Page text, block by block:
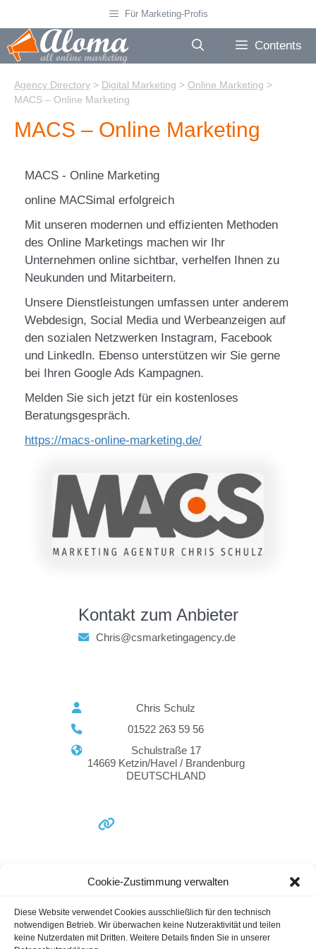
Cookie-Zustimmung verwalten
Diese Website verwendet Cookies ausschließlich für den technisch
notwendigen Betrieb. Wir überwachen keine Nutzeraktivität und teilen
keine Nutzerdaten mit Dritten. Weitere Details finden Sie in unserer
to
content
Für Marketing-Profis
Contents
Agency Directory > Digital Marketing > Online Marketing >
MACS – Online Marketing
MACS – Online Marketing
MACS - Online Marketing
online MACSimal erfolgreich
Mit unseren modernen und effizienten Methoden
des Online Marketings machen wir Ihr
Unternehmen online sichtbar, verhelfen Ihnen zu
Neukunden und Mitarbeitern.
Unsere Dienstleistungen umfassen unter anderem
Webdesign, Social Media und Werbeanzeigen auf
den sozialen Netzwerken Instagram, Facebook
und LinkedIn. Ebenso unterstützen wir Sie gerne
bei Ihren Google Ads Kampagnen.
Melden Sie sich jetzt für ein kostenloses
Beratungsgespräch.
https://macs-online-marketing.de/
Kontakt zum Anbieter
Chris@csmarketingagency.de
Chris Schulz
01522 263 59 56
Schulstraße 17
14669 Ketzin/Havel / Brandenburg
DEUTSCHLAND
Social Media Agenturen
Marketing Agentur Deutschland
Marketing Agenturen Berlin Google Ads /
Adwords